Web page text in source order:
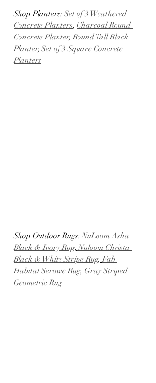
Shop Planters: Set of 3 Weathered
Concrete Planters, Charcoal Round
Concrete Planter, Round Tall Black
Planter, Set of 3 Square Concrete
Planters
Shop Outdoor Rugs: NuLoom Asha
Black & Ivory Rug, Nuloom Christa
Black & White Stripe Rug, Fab
Habitat Serowe Rug, Gray Striped
Geometric Rug